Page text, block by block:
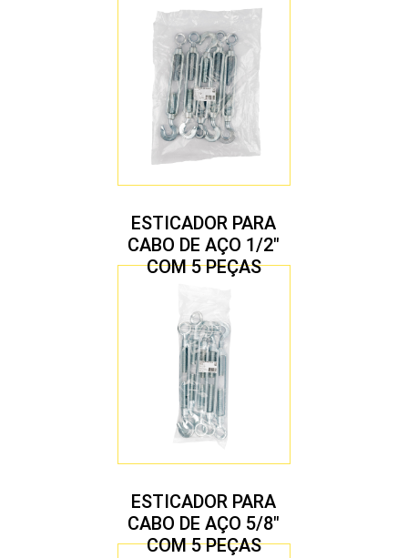
ESTICADOR PARA
CABO DE AÇO 1/2″
COM 5 PEÇAS
ESTICADOR PARA
CABO DE AÇO 5/8″
COM 5 PEÇAS